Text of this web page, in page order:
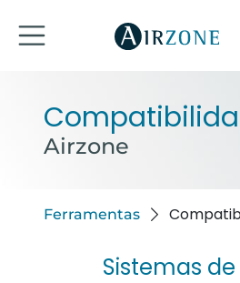
Airzone
Ferramentas
Sistemas